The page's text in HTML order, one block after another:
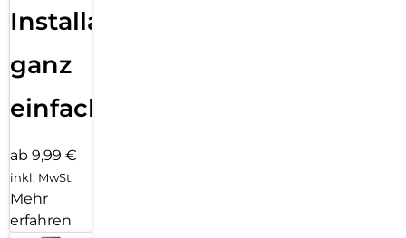
Installation
ganz
einfach
ab 9,99 €
inkl. MwSt.
Mehr
erfahren